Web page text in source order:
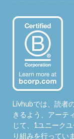
Livhubでは、読者
きるよう、アーテ
じて、1ユニーク
り組みを行ってい